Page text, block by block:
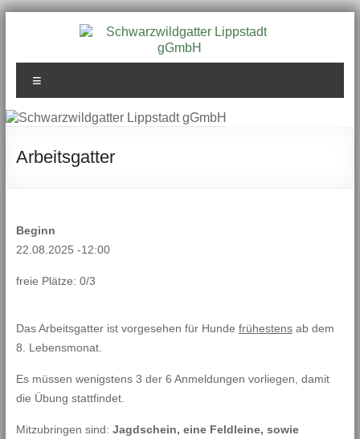
Schwarzwildgatter
Lippstadt gGmbH
Arbeitsgatter
Beginn
22.08.2025 -12:00
freie Plätze: 0/3
Das Arbeitsgatter ist vorgesehen für Hunde frühestensab dem
8. Lebensmonat.
Es müssen wenigstens 3 der 6 Anmeldungen vorliegen, damit
die Übung stattfindet.
Mitzubringen sind: Jagdschein, eine Feldleine, sowie